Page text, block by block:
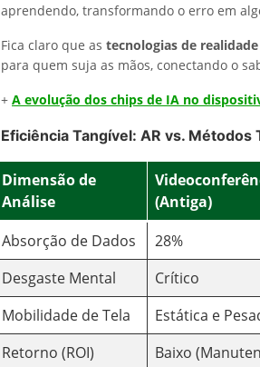
aprendendo, transformando o erro em
Fica claro que as tecnologias de
para quem suja as mãos, conectando o
+ A evolução dos chips de IA no
Eficiência Tangível: AR vs.
Dimensão de
Análise
(Antiga)
Absorção de Dados 28%
Desgaste Mental
Crítico
Mobilidade de Tela
Estática e
Retorno (ROI)
Baixo